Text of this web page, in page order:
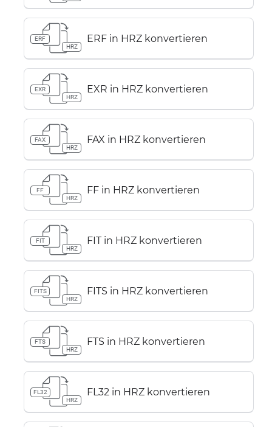
ERF
HRZ
ERF in HRZ konvertieren
EXR
HRZ
EXR in HRZ konvertieren
FAX
HRZ
FAX in HRZ konvertieren
FF
HRZ
FF in HRZ konvertieren
FIT
HRZ
FIT in HRZ konvertieren
FITS
HRZ
FITS in HRZ konvertieren
FTS
HRZ
FTS in HRZ konvertieren
FL32
HRZ
FL32 in HRZ konvertieren